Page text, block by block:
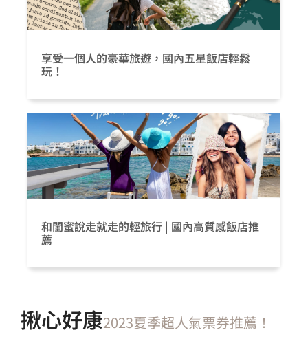
享受一個人的豪華旅遊，國內五星飯店輕鬆
玩！
和閨蜜說走就走的輕旅行 | 國內高質感飯店推
薦
揪心好康2023夏季超人氣票券推薦！